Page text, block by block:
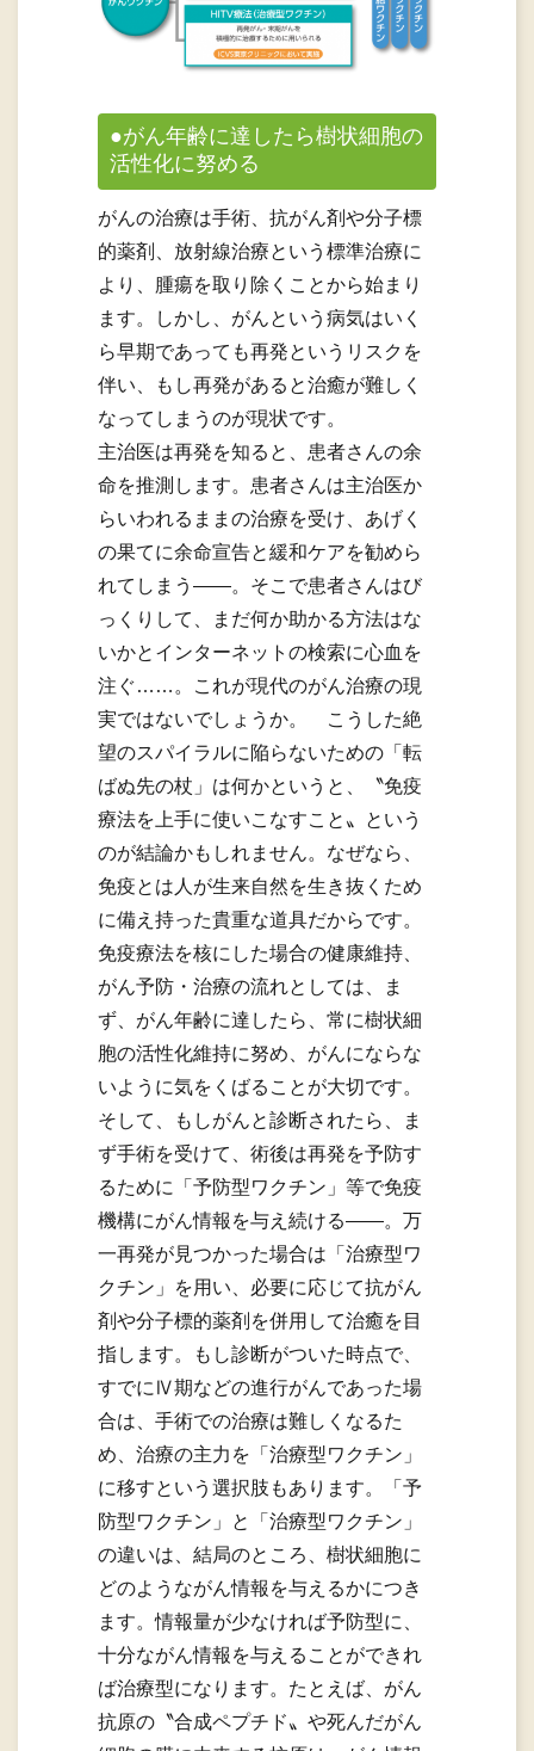
●がん年齢に達したら樹状細胞の
活性化に努める
がんの治療は手術、抗がん剤や分子標
的薬剤、放射線治療という標準治療に
より、腫瘍を取り除くことから始まり
ます。しかし、がんという病気はいく
ら早期であっても再発というリスクを
伴い、もし再発があると治癒が難しく
なってしまうのが現状です。
主治医は再発を知ると、患者さんの余
命を推測します。患者さんは主治医か
らいわれるままの治療を受け、あげく
の果てに余命宣告と緩和ケアを勧めら
れてしまう――。そこで患者さんはび
っくりして、まだ何か助かる方法はな
いかとインターネットの検索に心血を
注ぐ……。これが現代のがん治療の現
実ではないでしょうか。 こうした絶
望のスパイラルに陥らないための「転
ばぬ先の杖」は何かというと、〝免疫
療法を上手に使いこなすこと〟という
のが結論かもしれません。なぜなら、
免疫とは人が生来自然を生き抜くため
に備え持った貴重な道具だからです。
免疫療法を核にした場合の健康維持、
がん予防・治療の流れとしては、ま
ず、がん年齢に達したら、常に樹状細
胞の活性化維持に努め、がんにならな
いように気をくばることが大切です。
そして、もしがんと診断されたら、ま
ず手術を受けて、術後は再発を予防す
るために「予防型ワクチン」等で免疫
機構にがん情報を与え続ける――。万
一再発が見つかった場合は「治療型ワ
クチン」を用い、必要に応じて抗がん
剤や分子標的薬剤を併用して治癒を目
指します。もし診断がついた時点で、
すでにⅣ期などの進行がんであった場
合は、手術での治療は難しくなるた
め、治療の主力を「治療型ワクチン」
に移すという選択肢もあります。「予
防型ワクチン」と「治療型ワクチン」
の違いは、結局のところ、樹状細胞に
どのようながん情報を与えるかにつき
ます。情報量が少なければ予防型に、
十分ながん情報を与えることができれ
ば治療型になります。たとえば、がん
抗原の〝合成ペプチド〟や死んだがん